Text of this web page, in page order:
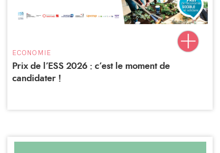
ECONOMIE
Prix de l’ESS 2026 : c’est le moment de
candidater !